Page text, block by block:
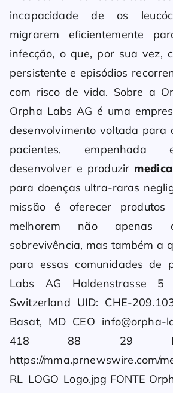
incapacidade de os
migrarem eficientemente
infecção, o que, por sua vez,
persistente e episódios
com risco de vida. Sobre a
Orpha Labs AG é uma
desenvolvimento voltada para
pacientes, empenhada
desenvolver e produzir
para doenças ultra-raras
missão é oferecer produtos
melhorem não
sobrevivência, mas também a
para essas comunidades de
Labs AG Haldenstrasse 5
Switzerland UID: CHE-
Basat, MD CEO info@orpha-
418 88 29
https://mma.prnewswire.com/
RL_LOGO_Logo.jpg FONTE